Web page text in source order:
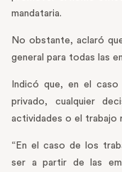
mandataria.
No obstante, aclaró
general para todas las
Indicó que, en el
privado, cualquier
actividades o el trabajo
“En el caso de los
ser a partir de las